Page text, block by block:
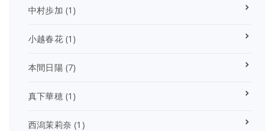
中村歩加 (1)
小越春花(1)
本間日陽(7)
真下華穂(1)
西潟茉莉奈 (1)